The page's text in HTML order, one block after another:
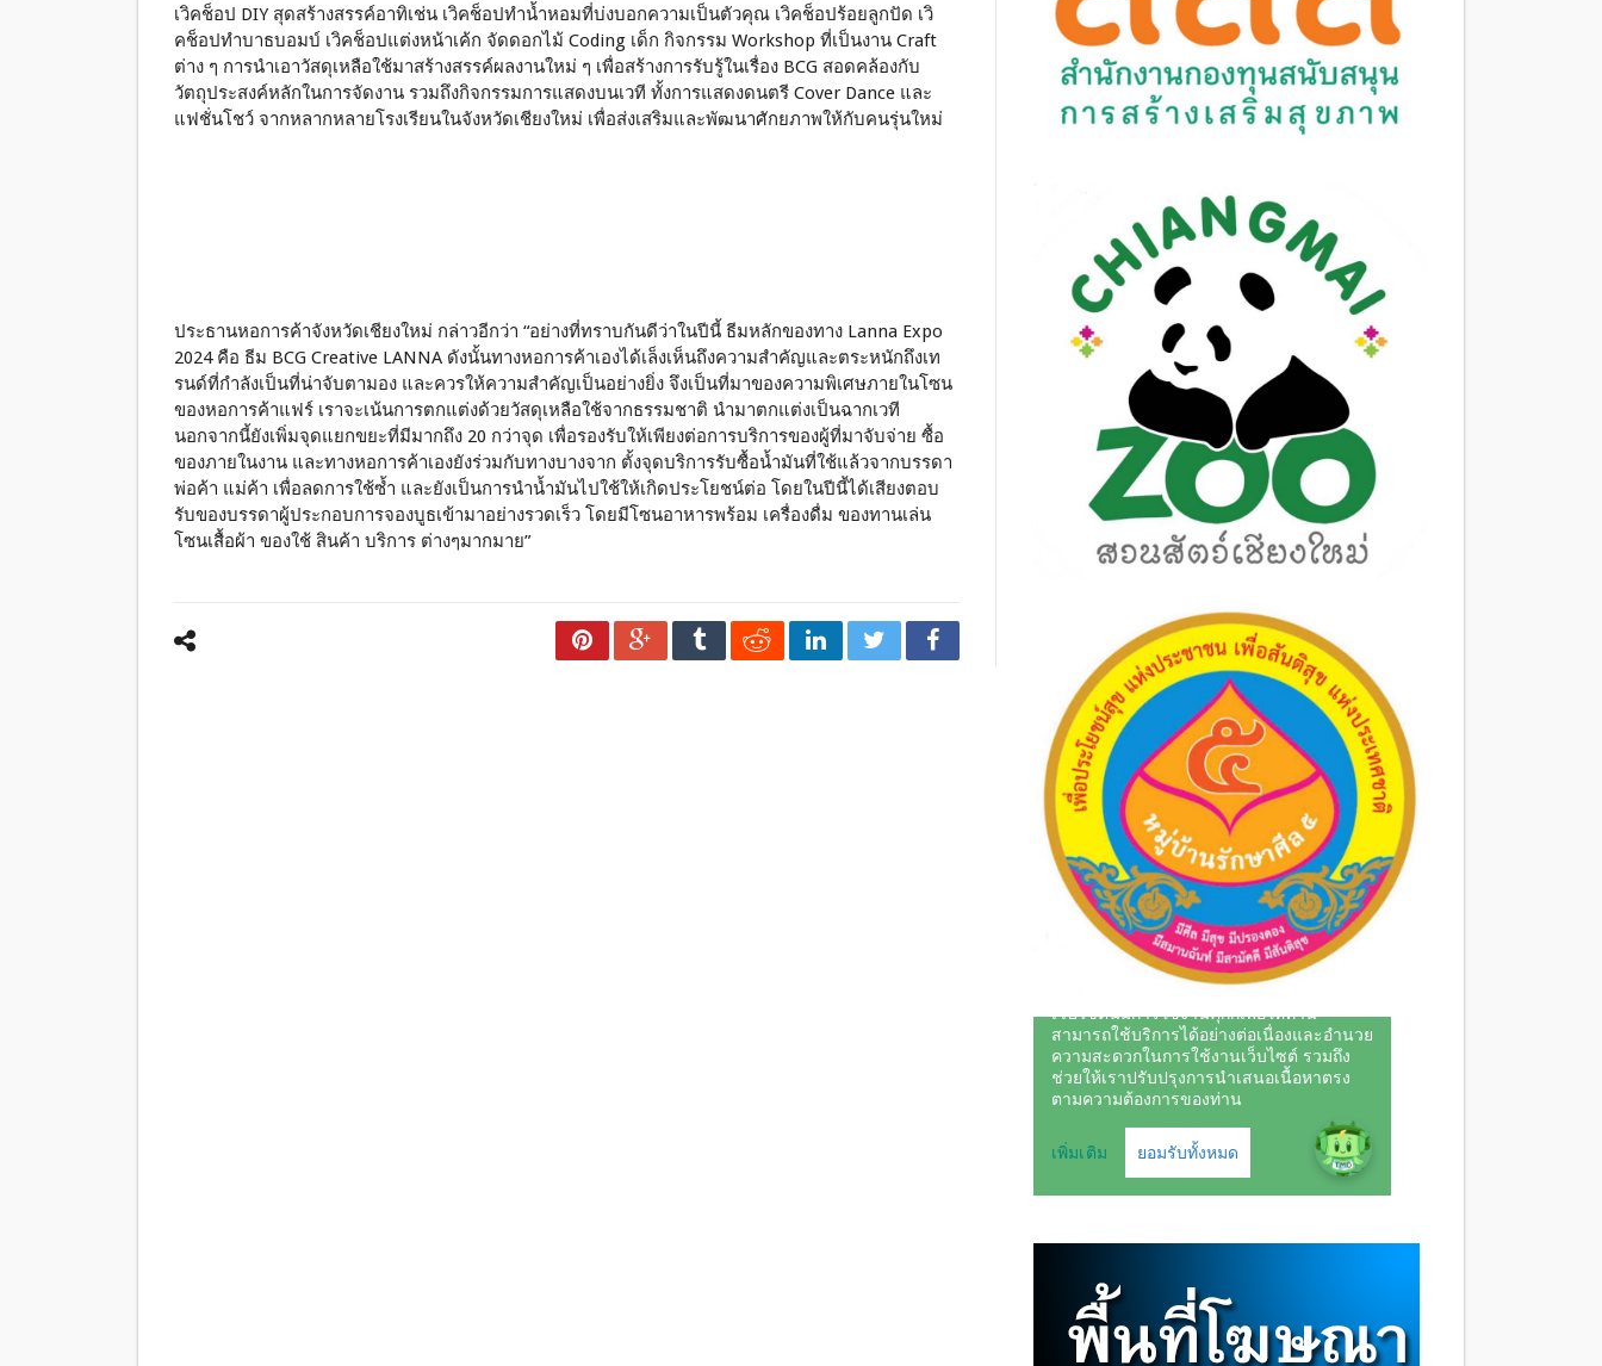
เวิคช็อป DIY สุดสร้างสรรค์อาทิเช่น เวิคช็อปทำน้ำหอมที่บ่งบอกความเป็นตัวคุณ เวิคช็อปร้อยลูกปัด เวิ
คช็อปทำบาธบอมบ์ เวิคช็อปแต่งหน้าเค้ก จัดดอกไม้ Coding เด็ก กิจกรรม Workshop ที่เป็นงาน Craft
ต่าง ๆ การนำเอาวัสดุเหลือใช้มาสร้างสรรค์ผลงานใหม่ ๆ เพื่อสร้างการรับรู้ในเรื่อง BCG สอดคล้องกับ
วัตถุประสงค์หลักในการจัดงาน รวมถึงกิจกรรมการแสดงบนเวที ทั้งการแสดงดนตรี Cover Dance และ
แฟชั่นโชว์ จากหลากหลายโรงเรียนในจังหวัดเชียงใหม่ เพื่อส่งเสริมและพัฒนาศักยภาพให้กับคนรุ่นใหม่
ประธานหอการค้าจังหวัดเชียงใหม่ กล่าวอีกว่า “อย่างที่ทราบกันดีว่าในปีนี้ ธีมหลักของทาง Lanna Expo
2024 คือ ธีม BCG Creative LANNA ดังนั้นทางหอการค้าเองได้เล็งเห็นถึงความสำคัญและตระหนักถึงเท
รนด์ที่กำลังเป็นที่น่าจับตามอง และควรให้ความสำคัญเป็นอย่างยิ่ง จึงเป็นที่มาของความพิเศษภายในโซน
ของหอการค้าแฟร์ เราจะเน้นการตกแต่งด้วยวัสดุเหลือใช้จากธรรมชาติ นำมาตกแต่งเป็นฉากเวที
นอกจากนี้ยังเพิ่มจุดแยกขยะที่มีมากถึง 20 กว่าจุด เพื่อรองรับให้เพียงต่อการบริการของผู้ที่มาจับจ่าย ซื้อ
ของภายในงาน และทางหอการค้าเองยังร่วมกับทางบางจาก ตั้งจุดบริการรับซื้อน้ำมันที่ใช้แล้วจากบรรดา
พ่อค้า แม่ค้า เพื่อลดการใช้ซ้ำ และยังเป็นการนำน้ำมันไปใช้ให้เกิดประโยชน์ต่อ โดยในปีนี้ได้เสียงตอบ
รับของบรรดาผู้ประกอบการจองบูธเข้ามาอย่างรวดเร็ว โดยมีโซนอาหารพร้อม เครื่องดื่ม ของทานเล่น
โซนเสื้อผ้า ของใช้ สินค้า บริการ ต่างๆมากมาย”